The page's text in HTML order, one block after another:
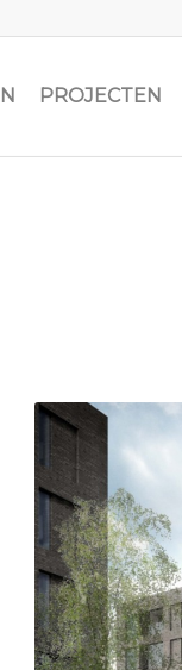
PROJECTEN